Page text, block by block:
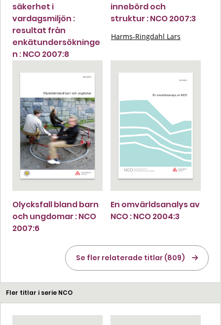
säkerhet i
vardagsmiljön :
resultat från
enkätundersökninge
n : NCO 2007:8
innebörd och
struktur : NCO 2007:3
Harms-Ringdahl Lars
Olycksfall bland barn
och ungdomar : NCO
2007:6
En omvärldsanalys av
NCO : NCO 2004:3
Se fler relaterade titlar (809)
Fler titlar i serie NCO